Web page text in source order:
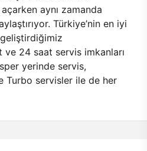
aynı zamanda
Türkiye’nin en iyi
ve 24 saat servis imkanları
yerinde servis,
Turbo servisler ile de her